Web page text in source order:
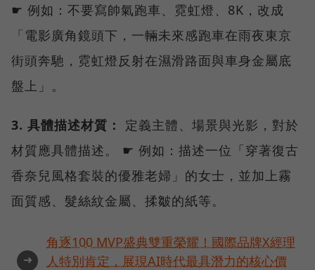
☛ 例如：不要寫帥氣跑車、霓虹燈、8K，改成
「電影廣角鏡頭下，一輛未來感跑車在雨夜東京
街頭奔馳，霓虹燈反射在濕滑路面與車身金屬底
盤上」。
3. 具體描述材質：
定義主體、場景與光影，對於
材質應具體描述。 ☛ 例如：描述一位「穿著復古
香奈兒風格套裝的優雅老婦」的女士，並加上霧
面質感、髮絲紋金屬、揉皺的紙等。
➜
角逐100 MVP盛典雙重榮耀！國際品牌X經理
人特別肯定，展現AI時代最具潛力的核心價